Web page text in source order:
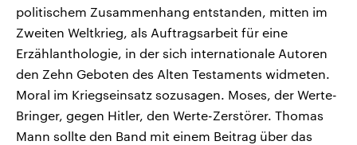
politischem Zusammenhang entstanden, mitten im
Zweiten Weltkrieg, als Auftragsarbeit für eine
Erzählanthologie, in der sich internationale Autoren
den Zehn Geboten des Alten Testaments widmeten.
Moral im Kriegseinsatz sozusagen. Moses, der Werte-
Bringer, gegen Hitler, den Werte-Zerstörer. Thomas
Mann sollte den Band mit einem Beitrag über das